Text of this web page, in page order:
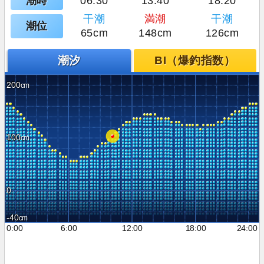
潮位
干潮 満潮
干潮
65cm
148cm 126cm
潮汐 BI（爆釣指数）
200
100
0
-40
0:00
6:00 12:00 18:00 24:00